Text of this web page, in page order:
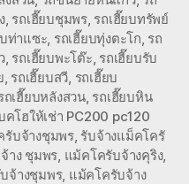
, รถเฮี๊ยบชุมพร, รถเฮี๊ยบทรัพย์
ท่าแซะ, รถเฮี๊ยบทุ่งตะโก, รถ
, รถเฮี๊ยบพะโต๊ะ, รถเฮี๊ยบรับ
, รถเฮี๊ยบสวี, รถเฮี๊ยบ
ถเฮี๊ยบหลังสวน, รถเฮี๊ยบหิน
คโฮให้เช่า PC200 pc120
รับจ้างชุมพร, รับจ้างแม็คโครั
าง ชุมพร, แม้คโครับจ้างคุริง,
จ้างชุมพร, แม้คโครับจ้าง